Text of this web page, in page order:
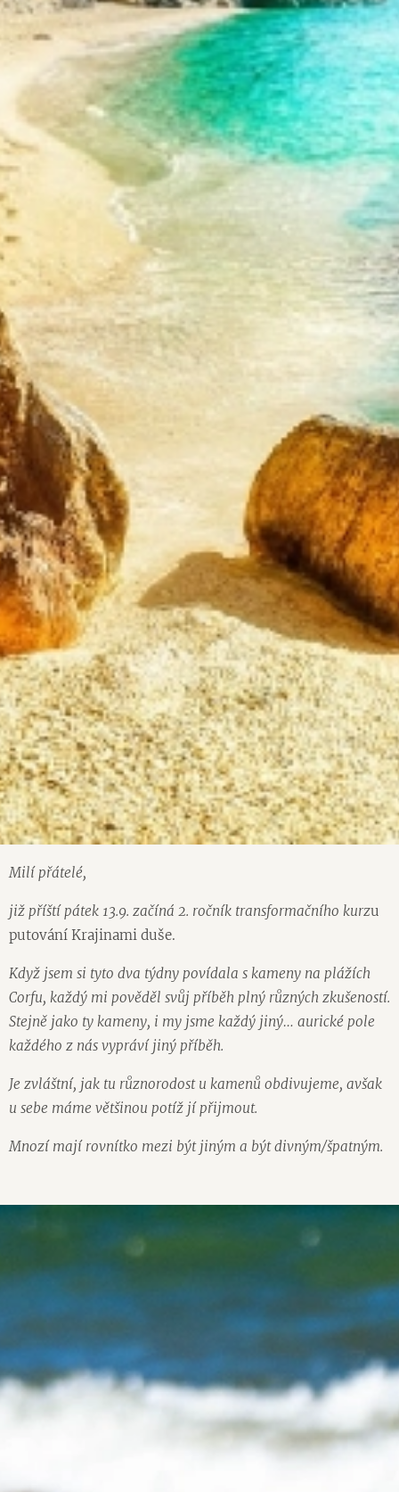
Milí přátelé,
již příští pátek 13.9. začíná 2. ročník transformačního kurzu
putování Krajinami duše.
Když jsem si tyto dva týdny povídala s kameny na plážích
Corfu, každý mi pověděl svůj příběh plný různých zkušeností.
Stejně jako ty kameny, i my jsme každý jiný… aurické pole
každého z nás vypráví jiný příběh.
Je zvláštní, jak tu různorodost u kamenů obdivujeme, avšak
u sebe máme většinou potíž jí přijmout.
Mnozí mají rovnítko mezi být jiným a být divným/špatným.